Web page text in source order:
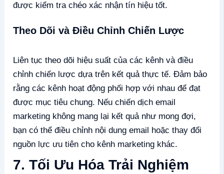
được kiểm tra chéo xác nhận tín hiệu tốt.
Theo Dõi và Điều Chỉnh Chiến Lược
Liên tục theo dõi hiệu suất của các kênh và điều
chỉnh chiến lược dựa trên kết quả thực tế. Đảm bảo
rằng các kênh hoạt động phối hợp với nhau để đạt
được mục tiêu chung. Nếu chiến dịch email
marketing không mang lại kết quả như mong đợi,
bạn có thể điều chỉnh nội dung email hoặc thay đổi
nguồn lực ưu tiên cho kênh marketing khác.
7. Tối Ưu Hóa Trải Nghiệm